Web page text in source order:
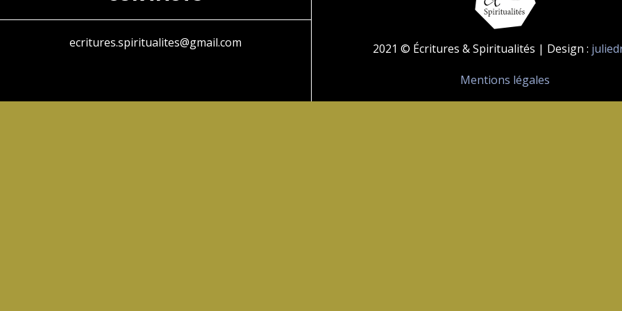
ecritures.spiritualites@gmail.com 2021 © Écritures & Spiritualités | Design :
Mentions légales